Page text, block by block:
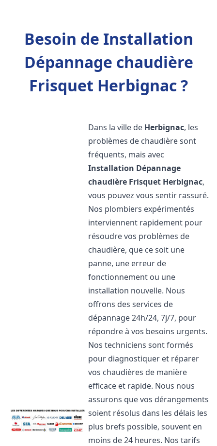
Besoin de Installation
Dépannage chaudière
Frisquet Herbignac ?
Dans la ville de Herbignac, les
problèmes de chaudière sont
fréquents, mais avec
Installation Dépannage
chaudière Frisquet Herbignac,
vous pouvez vous sentir rassuré.
Nos plombiers expérimentés
interviennent rapidement pour
résoudre vos problèmes de
chaudière, que ce soit une
panne, une erreur de
fonctionnement ou une
installation nouvelle. Nous
offrons des services de
dépannage 24h/24, 7j/7, pour
répondre à vos besoins urgents.
Nos techniciens sont formés
pour diagnostiquer et réparer
vos chaudières de manière
efficace et rapide. Nous nous
assurons que vos dérangements
soient résolus dans les délais les
plus brefs possible, souvent en
moins de 24 heures. Nos tarifs